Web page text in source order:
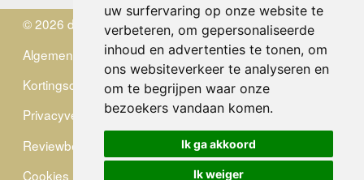
uw surfervaring op onze website te
verbeteren, om gepersonaliseerde
inhoud en advertenties te tonen, om
ons websiteverkeer te analyseren en
om te begrijpen waar onze
bezoekers vandaan komen.
Ik ga akkoord
Ik weiger
© 2026 de Zwerver
Algemene Voorwaarden
Kortingscode
Privacyverklaring
Reviewbeleid
Cookies